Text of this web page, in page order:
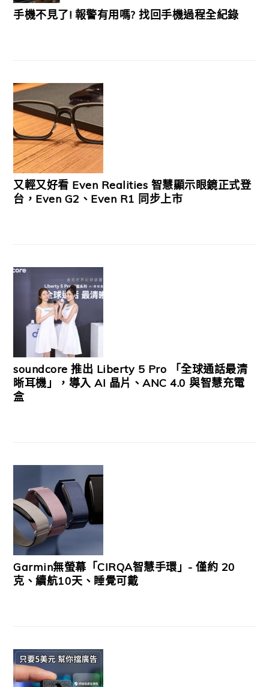
手機不見了! 報警有用嗎? 找回手機過程全紀錄
又輕又好看 Even Realities 智慧顯示眼鏡正式登
台，Even G2、Even R1 同步上市
soundcore 推出 Liberty 5 Pro 「全球通話最清
晰耳機」，導入 AI 晶片、ANC 4.0 與智慧充電
盒
Garmin無螢幕「CIRQA智慧手環」- 僅約 20
克、續航10天、睡覺可戴